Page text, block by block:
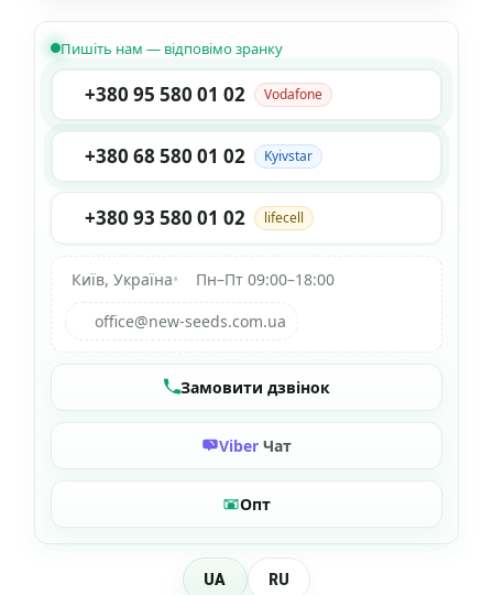
Пишіть нам — відповімо зранку
+380 95 580 01 02 Vodafone
+380 68 580 01 02 Kyivstar
+380 93 580 01 02 lifecell
Київ, Україна•
Пн–Пт 09:00–18:00
office@new-seeds.com.ua
Замовити дзвінок
Viber Чат
Опт
UA RU